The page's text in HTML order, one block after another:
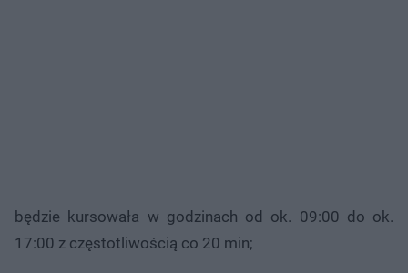
będzie kursowała w godzinach od ok. 09:00 do ok.
17:00 z częstotliwością co 20 min;